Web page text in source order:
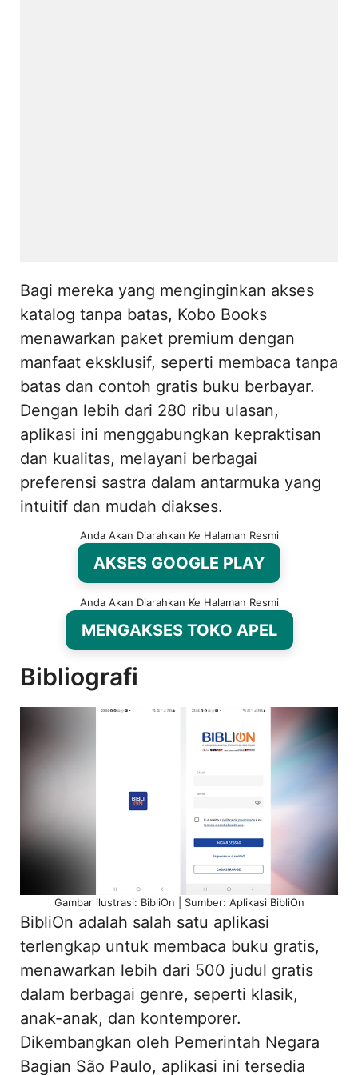
Bagi mereka yang menginginkan akses
katalog tanpa batas, Kobo Books
menawarkan paket premium dengan
manfaat eksklusif, seperti membaca tanpa
batas dan contoh gratis buku berbayar.
Dengan lebih dari 280 ribu ulasan,
aplikasi ini menggabungkan kepraktisan
dan kualitas, melayani berbagai
preferensi sastra dalam antarmuka yang
intuitif dan mudah diakses.
Anda Akan Diarahkan Ke Halaman Resmi
AKSES GOOGLE PLAY
Anda Akan Diarahkan Ke Halaman Resmi
MENGAKSES TOKO APEL
Bibliografi
Gambar ilustrasi: BibliOn | Sumber: Aplikasi BibliOn
BibliOn adalah salah satu aplikasi
terlengkap untuk membaca buku gratis,
menawarkan lebih dari 500 judul gratis
dalam berbagai genre, seperti klasik,
anak-anak, dan kontemporer.
Dikembangkan oleh Pemerintah Negara
Bagian São Paulo, aplikasi ini tersedia